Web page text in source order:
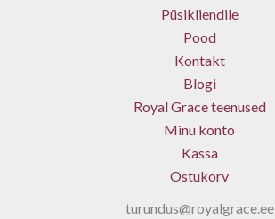
Püsikliendile
Pood
Kontakt
Blogi
Royal Grace teenused
Minu konto
Kassa
Ostukorv
turundus@royalgrace.ee